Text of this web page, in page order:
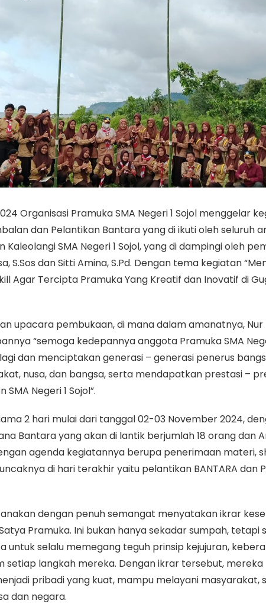
Organisasi Pramuka SMA Negeri 1 Sojol menggelar
dan Pelantikan Bantara yang di ikuti oleh seluruh
Kaleolangi SMA Negeri 1 Sojol, yang di dampingi oleh
S.Sos dan Sitti Amina, S.Pd. Dengan tema kegiatan
Agar Tercipta Pramuka Yang Kreatif dan Inovatif di
upacara pembukaan, di mana dalam amanatnya, Nur
“semoga kedepannya anggota Pramuka SMA
dan menciptakan generasi – generasi penerus
nusa, dan bangsa, serta mendapatkan prestasi –
Negeri 1 Sojol”.
2 hari mulai dari tanggal 02-03 November 2024,
Bantara yang akan di lantik berjumlah 18 orang dan
agenda kegiatannya berupa penerimaan materi,
di hari terakhir yaitu pelantikan BANTARA dan
dengan penuh semangat menyatakan ikrar
Pramuka. Ini bukan hanya sekadar sumpah, tetapi
untuk selalu memegang teguh prinsip kejujuran,
setiap langkah mereka. Dengan ikrar tersebut, mereka
pribadi yang kuat, mampu melayani masyarakat,
dan negara.